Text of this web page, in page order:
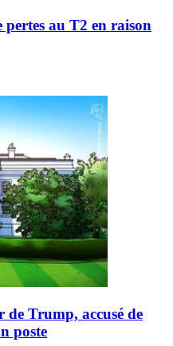
au T2 en raison
Trump, accusé de
poste